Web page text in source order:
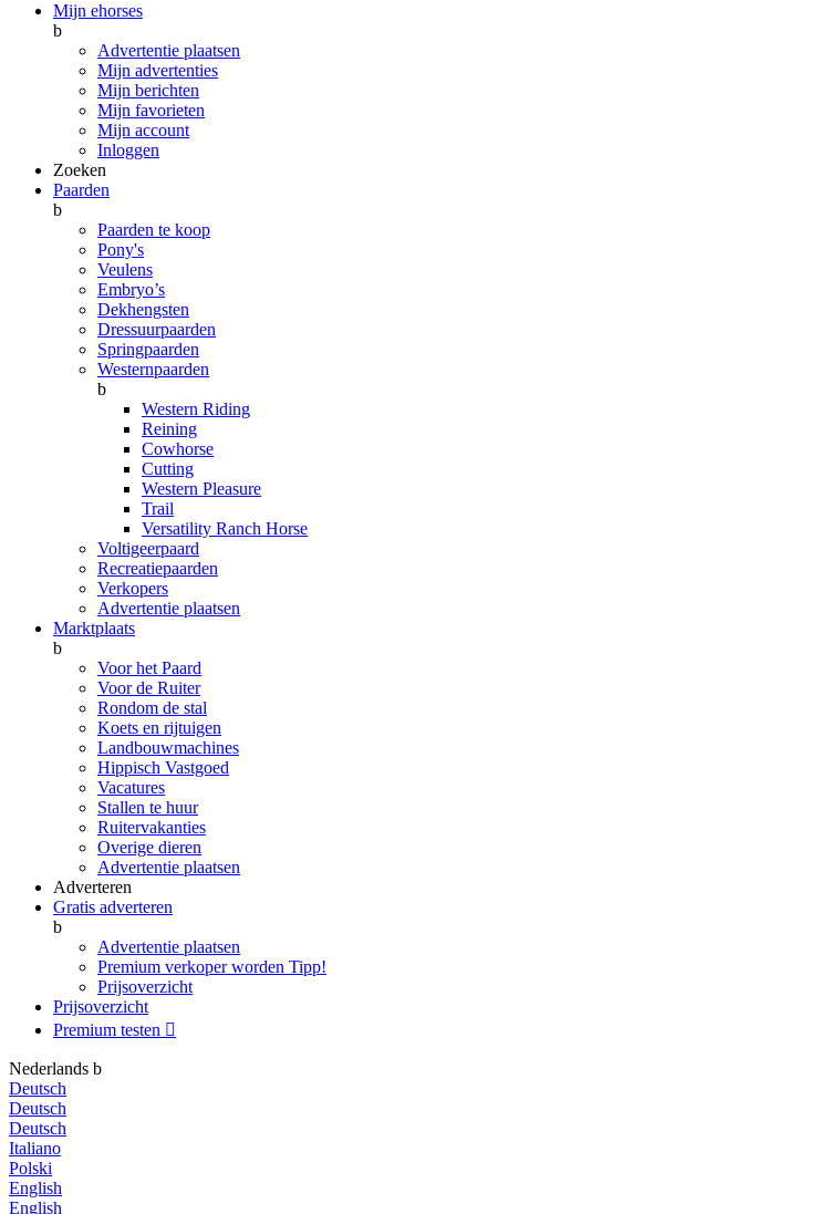
Mijn ehorses
b
Advertentie plaatsen
Mijn advertenties
Mijn berichten
Mijn favorieten
Mijn account
Inloggen
Zoeken
Paarden
b
Paarden te koop
Pony's
Veulens
Embryo’s
Dekhengsten
Dressuurpaarden
Springpaarden
Westernpaarden
b
Western Riding
Reining
Cowhorse
Cutting
Western Pleasure
Trail
Versatility Ranch Horse
Voltigeerpaard
Recreatiepaarden
Verkopers
Advertentie plaatsen
Marktplaats
b
Voor het Paard
Voor de Ruiter
Rondom de stal
Koets en rijtuigen
Landbouwmachines
Hippisch Vastgoed
Vacatures
Stallen te huur
Ruitervakanties
Overige dieren
Advertentie plaatsen
Adverteren
Gratis adverteren
b
Advertentie plaatsen
Premium verkoper worden Tipp!
Prijsoverzicht
Prijsoverzicht
Premium testen 
Nederlands b
Deutsch
Deutsch
Deutsch
Italiano
Polski
English
English